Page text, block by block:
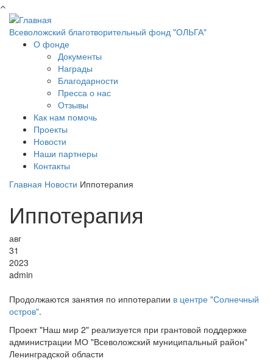
Перейти к основному содержанию
Всеволожский благотворительный фонд "ОЛЬГА"
О фонде
Документы
Награды
Благодарности
Пресса о нас
Отзывы
Как нам помочь
Проекты
Новости
Наши партнеры
Контакты
Главная Новости Иппотерапия
Иппотерапия
авг
31
2023
admin
Продолжаются занятия по иппотерапии в центре "Солнечный
остров".
Проект "Наш мир 2" реализуется при грантовой поддержке
администрации МО "Всеволожский муниципальный район"
Ленинградской области